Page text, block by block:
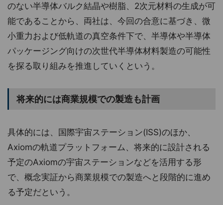
のない半導体バルク結晶や樹脂、2次元材料の生成が可
能であることから、両社は、今回の合意に基づき、微
小重力および低軌道の真空条件下で、半導体や半導体
パッケージング向けの次世代半導体材料製造の可能性
を探る取り組みを推進していくという。
将来的には商業規模での製造も計画
具体的には、国際宇宙ステーション(ISS)のほか、
Axiomの軌道プラットフォーム、将来的に設計される
予定のAxiomの宇宙ステーションなどを活用する形
で、概念実証から商業規模での製造へと段階的に進め
る予定だという。